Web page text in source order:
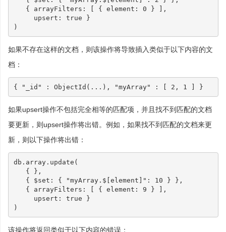
{
arrayFilters : [ { element : 0 }
],
upsert : true
}
)
如果不存在这样的文档，则该操作将导致插入类似于以下内容的文
档：
{ "_id" : ObjectId (...), "myArray" : [ 2 , 1 ] }
如果upsert操作不包括完全相等的匹配项，并且找不到匹配的文档
要更新，则upsert操作将出错。例如，如果找不到匹配的文档来更
新，则以下操作将出错：
db . array. update (
{
},
{
$set : { "myArray.$[element]" : 10 }
},
{
arrayFilters : [ { element : 9 }
],
upsert : true
}
)
该操作将返回类似于以下内容的错误：